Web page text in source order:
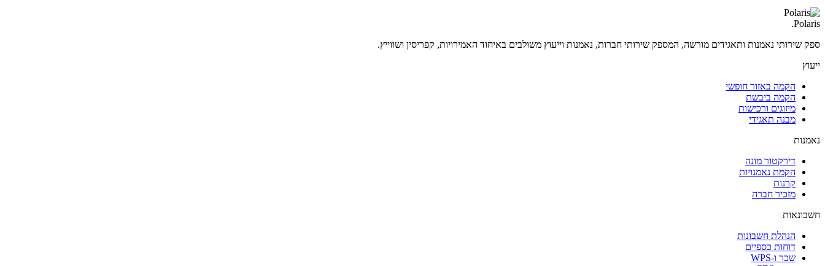
Polaris
.
ספק שירותי נאמנות ותאגידים מורשה, המספק שירותי חברות, נאמנות וייעוץ משולבים באיחוד האמירויות, קפריסין ושווייץ.
ייעוץ
הקמה באזור חופשי
הקמה ביבשת
מיזוגים ורכישות
מבנה תאגידי
נאמנות
דירקטור מונה
הקמת נאמנויות
קרנות
מזכיר חברה
חשבונאות
הנהלת חשבונות
דוחות כספיים
שכר ו-WPS